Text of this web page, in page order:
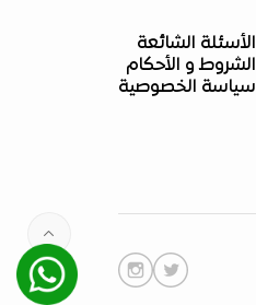
Whatsapp
الأسئلة الشائعة
الشروط و الأحكام
سياسة الخصوصية